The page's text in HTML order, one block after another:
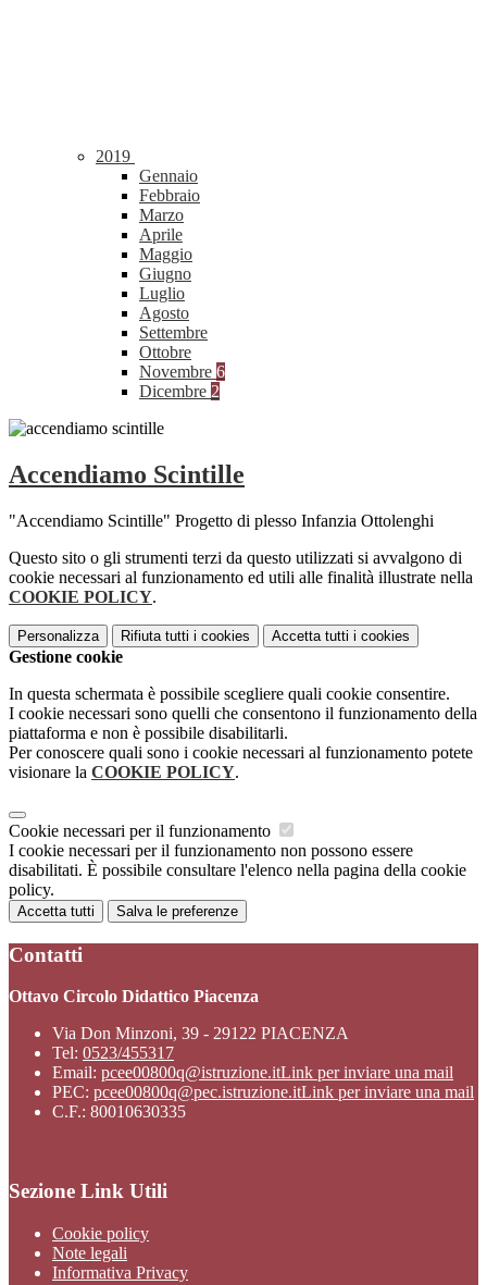
2019
Gennaio
Febbraio
Marzo
Aprile
Maggio
Giugno
Luglio
Agosto
Settembre
Ottobre
Novembre 6
Dicembre 2
Accendiamo Scintille
"Accendiamo Scintille" Progetto di plesso Infanzia Ottolenghi
Questo sito o gli strumenti terzi da questo utilizzati si avvalgono di
cookie necessari al funzionamento ed utili alle finalità illustrate nella
COOKIE POLICY.
Personalizza Rifiuta tutti i cookies Accetta tutti i cookies
Gestione cookie
In questa schermata è possibile scegliere quali cookie consentire.
I cookie necessari sono quelli che consentono il funzionamento della
piattaforma e non è possibile disabilitarli.
Per conoscere quali sono i cookie necessari al funzionamento potete
visionare la COOKIE POLICY.
Cookie necessari per il funzionamento
I cookie necessari per il funzionamento non possono essere
disabilitati. È possibile consultare l'elenco nella pagina della cookie
policy.
Accetta tutti Salva le preferenze
Contatti
Ottavo Circolo Didattico Piacenza
Via Don Minzoni, 39 - 29122 PIACENZA
Tel: 0523/455317
Email: pcee00800q@istruzione.itLink per inviare una mail
PEC: pcee00800q@pec.istruzione.itLink per inviare una mail
C.F.: 80010630335
Sezione Link Utili
Cookie policy
Note legali
Informativa Privacy